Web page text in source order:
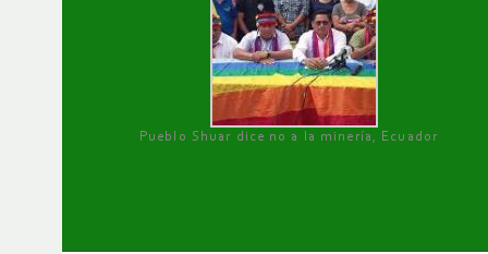
Pueblo Shuar dice no a la minería, Ecuador